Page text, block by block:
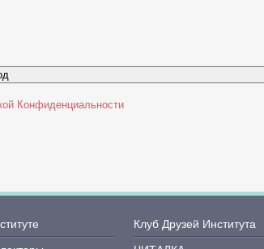
Конфиденциальности
Клуб Друзей Института